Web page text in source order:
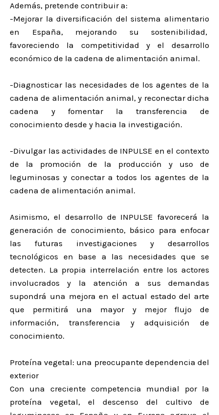
Además, pretende contribuir a:
-Mejorar la diversificación del sistema alimentario
en España, mejorando su sostenibilidad,
favoreciendo la competitividad y el desarrollo
económico de la cadena de alimentación animal.
-Diagnosticar las necesidades de los agentes de la
cadena de alimentación animal, y reconectar dicha
cadena y fomentar la transferencia de
conocimiento desde y hacia la investigación.
-Divulgar las actividades de INPULSE en el contexto
de la promoción de la producción y uso de
leguminosas y conectar a todos los agentes de la
cadena de alimentación animal.
Asimismo, el desarrollo de INPULSE favorecerá la
generación de conocimiento, básico para enfocar
las futuras investigaciones y desarrollos
tecnológicos en base a las necesidades que se
detecten. La propia interrelación entre los actores
involucrados y la atención a sus demandas
supondrá una mejora en el actual estado del arte
que permitirá una mayor y mejor flujo de
información, transferencia y adquisición de
conocimiento.
Proteína vegetal: una preocupante dependencia del
exterior
Con una creciente competencia mundial por la
proteína vegetal, el descenso del cultivo de